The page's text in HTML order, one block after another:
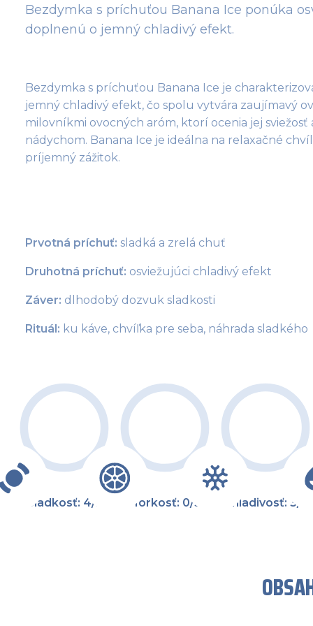
Bezdymka s príchuťou Banana Ice ponúka
doplnenú o jemný chladivý efekt.
Bezdymka s príchuťou Banana Ice je
jemný chladivý efekt, čo spolu vytvára zaujímavý
milovníkmi ovocných aróm, ktorí ocenia jej
nádychom. Banana Ice je ideálna na relaxačné
príjemný zážitok.
Prvotná príchuť: sladká a zrelá chuť
Druhotná príchuť: osviežujúci chladivý efekt
Záver: dlhodobý dozvuk sladkosti
Rituál: ku káve, chvíľka pre seba, náhrada sladkého
Sladkosť: 4/5 Horkosť: 0/5 Chladivosť: 3/5